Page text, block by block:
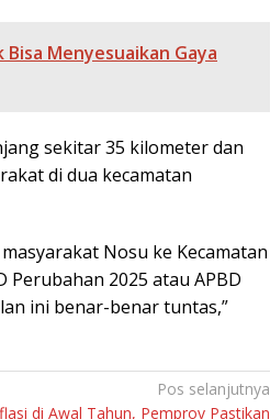
Menyesuaikan Gaya
sekitar 35 kilometer dan
di dua kecamatan
Nosu ke Kecamatan
Perubahan 2025 atau APBD
ini benar-benar tuntas,”
Pos selanjutnya
di Awal Tahun, Pemprov Pastikan